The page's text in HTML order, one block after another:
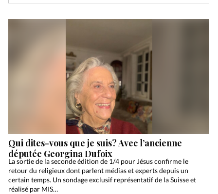
Qui dites-vous que je suis? Avec l’ancienne
députée Georgina Dufoix
La sortie de la seconde édition de 1/4 pour Jésus confirme le
retour du religieux dont parlent médias et experts depuis un
certain temps. Un sondage exclusif représentatif de la Suisse et
réalisé par MIS…